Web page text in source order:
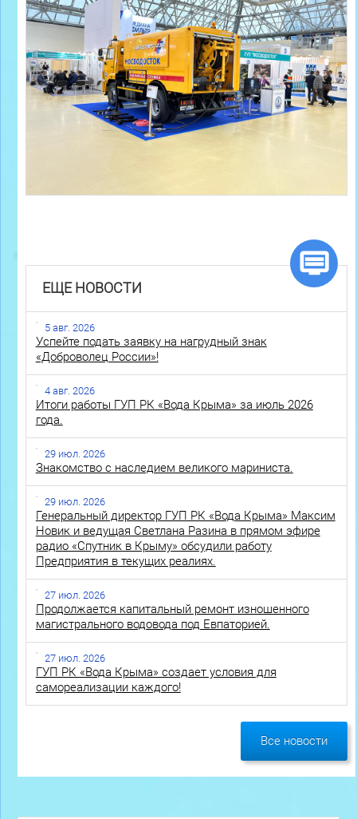
ЕЩЕ НОВОСТИ
5 авг. 2026
Успейте подать заявку на нагрудный знак
«Доброволец России»!
4 авг. 2026
Итоги работы ГУП РК «Вода Крыма» за июль 2026
года.
29 июл. 2026
Знакомство с наследием великого мариниста.
29 июл. 2026
Генеральный директор ГУП РК «Вода Крыма» Максим
Новик и ведущая Светлана Разина в прямом эфире
радио «Спутник в Крыму» обсудили работу
Предприятия в текущих реалиях.
27 июл. 2026
Продолжается капитальный ремонт изношенного
магистрального водовода под Евпаторией.
27 июл. 2026
ГУП РК «Вода Крыма» создает условия для
самореализации каждого!
Все новости